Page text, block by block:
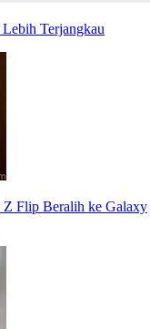
Terjangkau
Z Flip Beralih ke Galaxy